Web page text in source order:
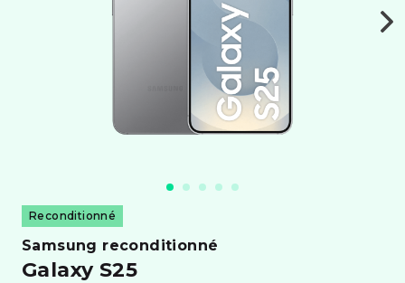
samsung reconditionné
Galaxy S25
Reconditionné